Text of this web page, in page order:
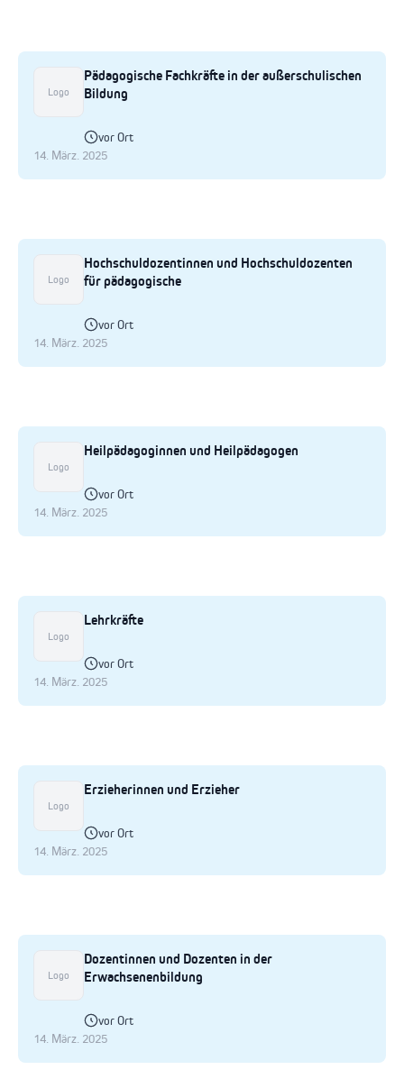
Logo
Pädagogische Fachkräfte in der außerschulischen
Bildung
vor Ort
14. März. 2025
Logo
Hochschuldozentinnen und Hochschuldozenten
für pädagogische
vor Ort
14. März. 2025
Logo
Heilpädagoginnen und Heilpädagogen
vor Ort
14. März. 2025
Logo
Lehrkräfte
vor Ort
14. März. 2025
Logo
Erzieherinnen und Erzieher
vor Ort
14. März. 2025
Logo
Dozentinnen und Dozenten in der
Erwachsenenbildung
vor Ort
14. März. 2025